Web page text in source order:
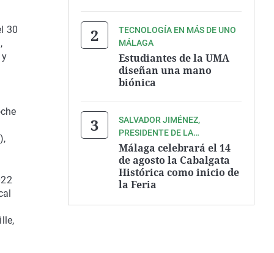
30
y
TECNOLOGÍA EN MÁS DE UNO
MÁLAGA
Estudiantes de la UMA
diseñan una mano
biónica
SALVADOR JIMÉNEZ,
PRESIDENTE DE LA
ASOCIACIÓN ZEGRÍ
Málaga celebrará el 14
de agosto la Cabalgata
Histórica como inicio de
la Feria